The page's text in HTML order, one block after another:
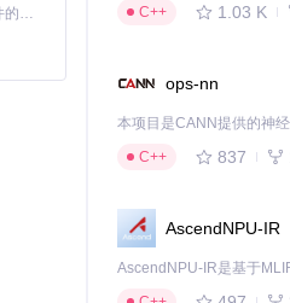
基于Python的Xiaozhi AI，适用于想要完整Xiaozhi体验而无需拥有专用硬件的用户。
C++
1.03 K
ops-nn
C++
837
AscendNPU-IR